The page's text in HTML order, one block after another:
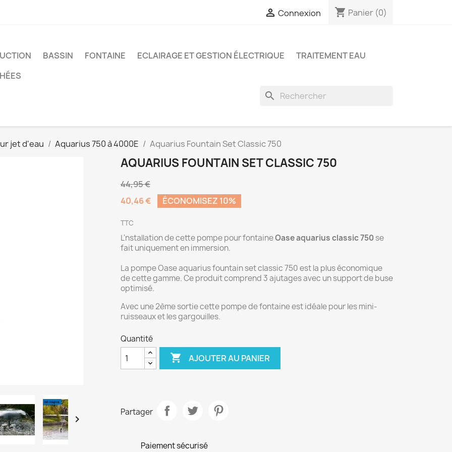
 Connexion shopping_cart Panier (0)
BASSIN FONTAINE ECLAIRAGE ET GESTION ÉLECTRIQUE
TRAITEMENT EAU
search
jet d'eau Aquarius 750 à 4000E Aquarius Fountain Set Classic 750

AQUARIUS FOUNTAIN SET CLASSIC 750
44,95 €
40,46 €
ÉCONOMISEZ 10%
TTC
L'nstallation de cette pompe pour fontaineOase aquarius classic 750se
fait uniquement en immersion.
La pompe Oase aquarius fountain set classic 750 est la plus économique
de cette gamme. Ce produit comprend 3 ajutages avec un support de buse
optimisé.
Avec une 2ème sortie cette pompe de fontaine est idéale pour les mini-
ruisseaux et les gargouilles.
Quantité
 AJOUTER AU PANIER
Partager
Paiement sécurisé